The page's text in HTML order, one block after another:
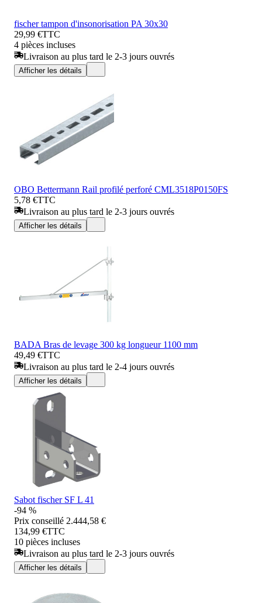
fischer tampon d'insonorisation PA 30x30
29,99 €TTC
4 pièces incluses
Livraison au plus tard le 2-3 jours ouvrés
Afficher les détails
OBO Bettermann Rail profilé perforé CML3518P0150FS
5,78 €TTC
Livraison au plus tard le 2-3 jours ouvrés
Afficher les détails
BADA Bras de levage 300 kg longueur 1100 mm
49,49 €TTC
Livraison au plus tard le 2-4 jours ouvrés
Afficher les détails
Sabot fischer SF L 41
-94 %
Prix conseillé 2.444,58 €
134,99 €TTC
10 pièces incluses
Livraison au plus tard le 2-3 jours ouvrés
Afficher les détails